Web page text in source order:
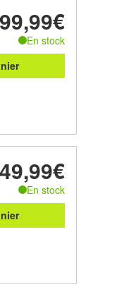
En stock
En stock